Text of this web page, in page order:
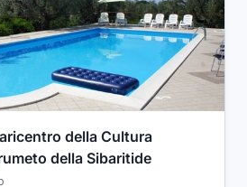
della Cultura
della Sibaritide